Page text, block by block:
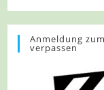
Anmeldung
verpassen